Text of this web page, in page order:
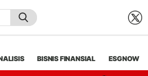
BISNIS FINANSIAL ESGNOW